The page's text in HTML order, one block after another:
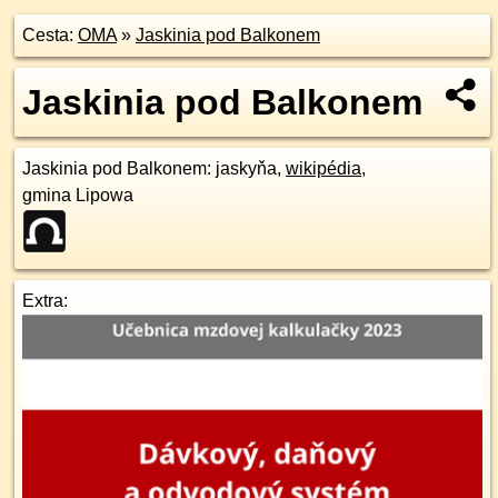
Cesta: OMA» Jaskinia pod Balkonem
Jaskinia pod Balkonem
Jaskinia pod Balkonem: jaskyňa, wikipédia,
gmina Lipowa
Extra: